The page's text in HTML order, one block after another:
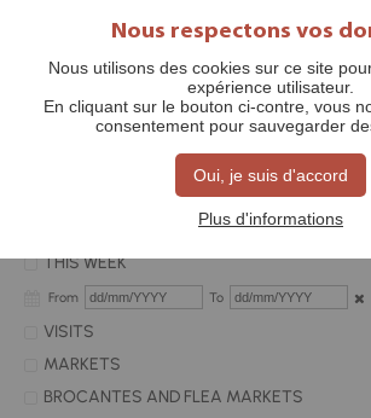
EVENTS
JE RECHERCHE PAR CATÉGORIE
THIS WEEK
From To
VISITS
MARKETS
BROCANTES AND FLEA MARKETS
Nous respectons vos
Nous utilisons des cookies sur ce site
expérience utilisateur.
En cliquant sur le bouton ci-contre, vous
consentement pour sauvegarder
Oui, je suis d'accord
Plus d'informations